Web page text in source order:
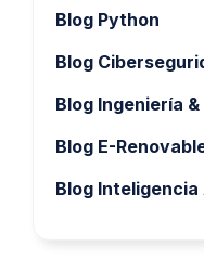
Blog Python
Blog
Blog Ingeniería
Blog E-
Blog